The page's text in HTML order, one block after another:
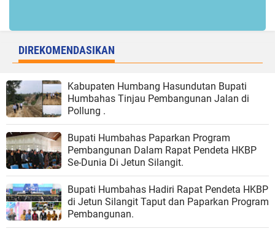
DIREKOMENDASIKAN
Kabupaten Humbang Hasundutan Bupati
Humbahas Tinjau Pembangunan Jalan di
Pollung .
Bupati Humbahas Paparkan Program
Pembangunan Dalam Rapat Pendeta HKBP
Se-Dunia Di Jetun Silangit.
Bupati Humbahas Hadiri Rapat Pendeta HKBP
di Jetun Silangit Taput dan Paparkan Program
Pembangunan.